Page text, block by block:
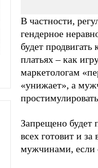
В частности,
гендерное
будет
платьях – как
маркетологам
«унижает», а
Запрещено будет
всех готовит и
мужчинами, если